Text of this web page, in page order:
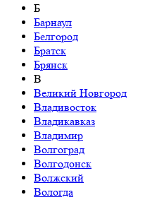
Б
Барнаул
Белгород
Братск
Брянск
В
Великий Новгород
Владивосток
Владикавказ
Владимир
Волгоград
Волгодонск
Волжский
Вологда